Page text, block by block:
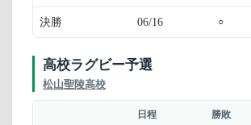
決勝 06/16 ○
高校ラグビー予選
松山聖陵高校
日程 勝敗